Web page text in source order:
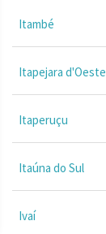
Itambé
Itapejara d'Oeste
Itaperuçu
Itaúna do Sul
Ivaí